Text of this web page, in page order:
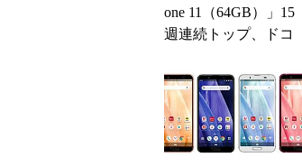
one 11（64GB）」15
週連続トップ、ドコ
3...